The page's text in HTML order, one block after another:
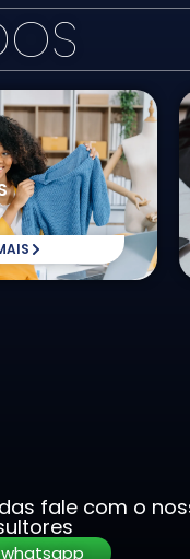
fale com o
whatsapp